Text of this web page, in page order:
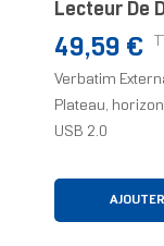
Lecteur De
Prix
49,59 €
Verbatim
Plateau,
USB 2.0